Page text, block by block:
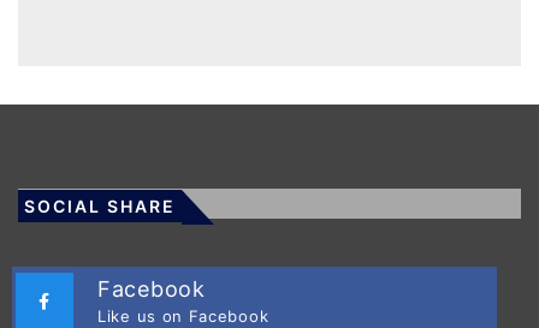
SOCIAL SHARE
Facebook
Like us on Facebook